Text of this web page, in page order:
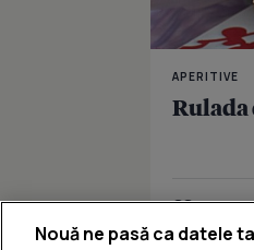
APERITIVE
Rulada
Nouă ne pasă ca datele